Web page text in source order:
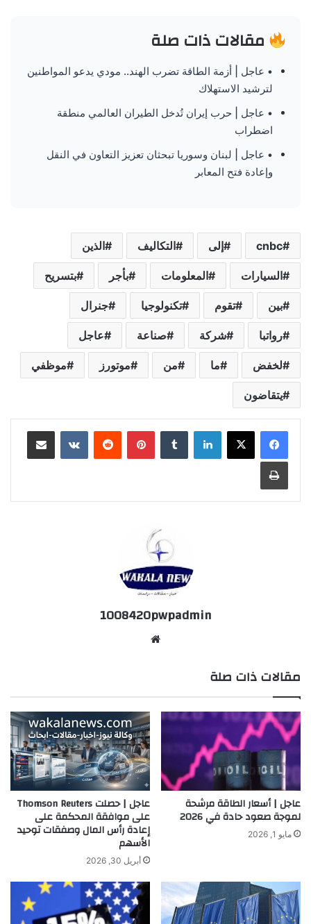
مقالات ذات صلة
• عاجل | أزمة الطاقة تضرب الهند.. مودي يدعو المواطنين
لترشيد الاستهلاك
• عاجل | حرب إيران تُدخل الطيران العالمي منطقة
اضطراب
• عاجل | لبنان وسوريا تبحثان تعزيز التعاون في النقل
وإعادة فتح المعابر
cnbc إلى التكاليف الذين
السيارات المعلومات بأجر بتسريح
بين تقوم تكنولوجيا جنرال
رواتبا شركة صناعة عاجل
لخفض ما من موتورز موظفي
يتقاضون
لينكدإن بينتيريست
1008420pwpadmin
مقالات ذات صلة
عاجل | أسعار الطاقة مرشحة
لموجة صعود حادة في 2026
مايو 1, 2026
عاجل | حصلت Thomson Reuters
على موافقة المحكمة على
إعادة رأس المال وصفقات توحيد
الأسهم
أبريل 30, 2026